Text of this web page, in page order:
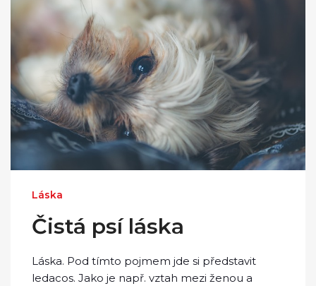
Láska
Čistá psí láska
Láska. Pod tímto pojmem jde si představit
ledacos. Jako je např. vztah mezi ženou a